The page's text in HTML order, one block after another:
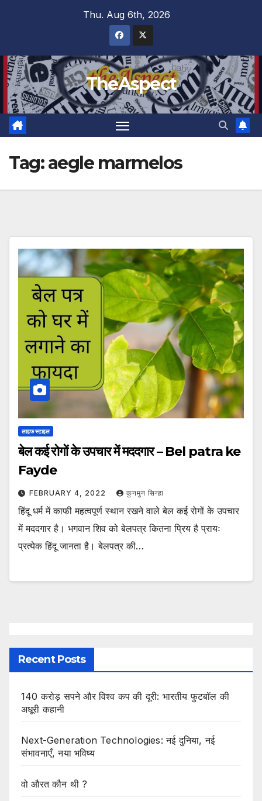
Thu. Aug 6th, 2026
TheAspect
Tag:aegle marmelos
लाइफ स्टाइल
बेल कई रोगों के उपचार में मददगार – Bel patra ke
Fayde
FEBRUARY 4, 2022 कुनमुन सिन्हा
हिंदू धर्म में काफी महत्वपूर्ण स्थान रखने वाले बेल कई रोगों के उपचार
में मददगार है। भगवान शिव को बेलपत्र कितना प्रिय है प्रायः
प्रत्येक हिंदू जानता है। बेलपत्र की…
Recent Posts
140 करोड़ सपने और विश्व कप की दूरी: भारतीय फुटबॉल की
अधूरी कहानी
Next-Generation Technologies: नई दुनिया, नई
संभावनाएँ, नया भविष्य
वो औरत कौन थी ?